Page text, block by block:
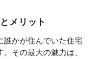
メリット
誰かが住んでいた住宅
その最大の魅力は、